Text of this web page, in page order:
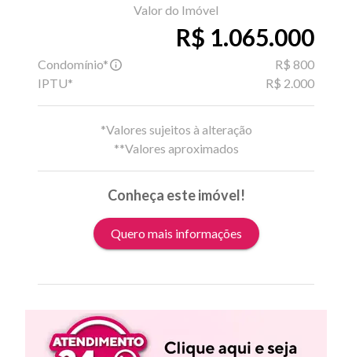
Valor do Imóvel
R$ 1.065.000
Condomínio*
R$ 800
IPTU*
R$ 2.000
*Valores sujeitos à alteração
**Valores aproximados
Conheça este imóvel!
Quero mais informações